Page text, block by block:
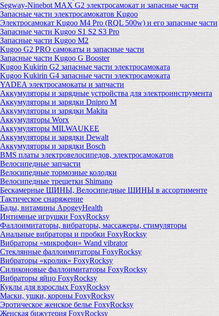
Segway-Ninebot MAX G2 электросамокат и запасные части
Запасные части электросамокатов Kugoo
Электросамокат Kugoo M4 Pro (RQL 500w) и его запасные части
Запасные части Kugoo S1 S2 S3 Pro
Запасные части Kugoo M2
Kugoo G2 PRO самокаты и запасные части
Запасные части Kugoo G Booster
Kugoo Kukirin G2 запасные части электросамоката
Kugoo Kukirin G4 запасные части электросамоката
YADEA электросамокаты и запчасти
Аккумуляторы и зарядные устройства для электроинструмента
Аккумуляторы и зарядки Dnipro M
Аккумуляторы и зарядки Makita
Аккумуляторы Worx
Аккумуляторы MILWAUKEE
Аккумуляторы и зарядки Dewalt
Аккумуляторы и зарядки Bosch
BMS платы электровелосипедов, электросамокатов
Велосипедные запчасти
Велосипедные тормозные колодки
Велосипедные трещетки Shimano
Бескамерные ШИНЫ, Велосипедные ШИНЫ в ассортименте
Тактическое снаряжение
Бады, витамины ApogeyHealth
Интимные игрушки FoxyRocksy
Фаллоимитаторы, вибраторы, массажеры, стимуляторы
Анальные вибраторы и пробки FoxyRocksy
Вибраторы «микрофон» Wand vibrator
Стеклянные фаллоимитаторы FoxyRocksy
Вибраторы «кролик» FoxyRocksy
Силиконовые фаллоимитаторы FoxyRocksy
Вибраторы яйцо FoxyRocksy
Куклы для взрослых FoxyRocksy
Маски, ушки, короны FoxyRocksy
Эротическое женское белье FoxyRocksy
Женская бижутерия FoxyRocksy